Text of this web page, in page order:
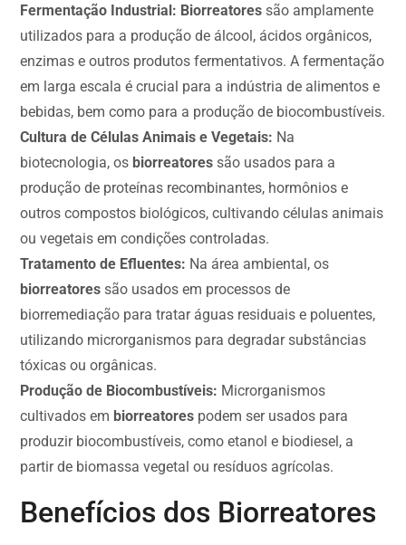
Fermentação Industrial: Biorreatores são amplamente
utilizados para a produção de álcool, ácidos orgânicos,
enzimas e outros produtos fermentativos. A fermentação
em larga escala é crucial para a indústria de alimentos e
bebidas, bem como para a produção de biocombustíveis.
Cultura de Células Animais e Vegetais: Na
biotecnologia, os biorreatores são usados para a
produção de proteínas recombinantes, hormônios e
outros compostos biológicos, cultivando células animais
ou vegetais em condições controladas.
Tratamento de Efluentes: Na área ambiental, os
biorreatores são usados em processos de
biorremediação para tratar águas residuais e poluentes,
utilizando microrganismos para degradar substâncias
tóxicas ou orgânicas.
Produção de Biocombustíveis: Microrganismos
cultivados em biorreatores podem ser usados para
produzir biocombustíveis, como etanol e biodiesel, a
partir de biomassa vegetal ou resíduos agrícolas.
Benefícios dos Biorreatores